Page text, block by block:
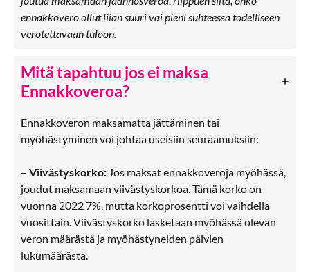
ennakkovero ollut liian suuri vai pieni suhteessa todelliseen
verotettavaan tuloon.
Mitä tapahtuu jos ei maksa
Ennakkoveroa?
Ennakkoveron maksamatta jättäminen tai
myöhästyminen voi johtaa useisiin seuraamuksiin:
– Viivästyskorko: Jos maksat ennakkoveroja myöhässä,
joudut maksamaan viivästyskorkoa. Tämä korko on
vuonna 2022 7%, mutta korkoprosentti voi vaihdella
vuosittain. Viivästyskorko lasketaan myöhässä olevan
veron määrästä ja myöhästyneiden päivien
lukumäärästä.